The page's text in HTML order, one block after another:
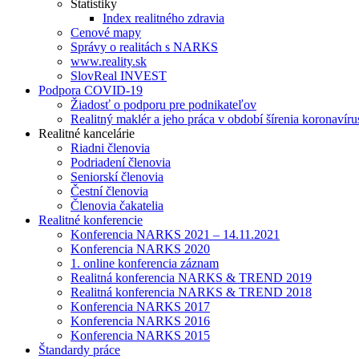
Štatistiky
Index realitného zdravia
Cenové mapy
Správy o realitách s NARKS
www.reality.sk
SlovReal INVEST
Podpora COVID-19
Žiadosť o podporu pre podnikateľov
Realitný maklér a jeho práca v období šírenia
Realitné kancelárie
Riadni členovia
Podriadení členovia
Seniorskí členovia
Čestní členovia
Členovia čakatelia
Realitné konferencie
Konferencia NARKS 2021 – 14.11.2021
Konferencia NARKS 2020
1. online konferencia záznam
Realitná konferencia NARKS & TREND 2019
Realitná konferencia NARKS & TREND 2018
Konferencia NARKS 2017
Konferencia NARKS 2016
Konferencia NARKS 2015
Štandardy práce